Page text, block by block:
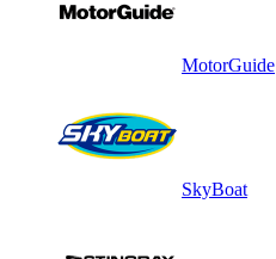
MotorGuide
SkyBoat